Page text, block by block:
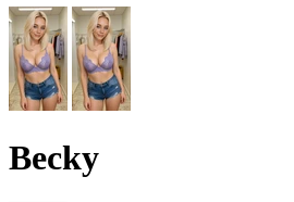
Becky